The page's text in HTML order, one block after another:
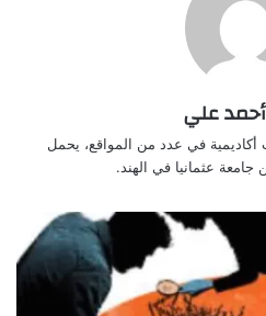
علي
في عدد من المواقع، يحمل
عثمانيا في الهند.